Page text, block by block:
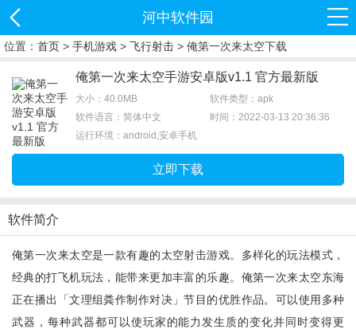
河中软件园
位置： 首页 > 手机游戏 > 飞行射击 > 俺第一次来太空下载
俺第一次来太空手游安卓版v1.1 官方最新版
大小：40.0MB
软件类型：apk
软件语言：简体中文
时间：2022-03-13 20:36:36
运行环境：android,安卓手机
立即下载
软件简介
俺第一次来太空是一款有趣的太空射击游戏。多样化的玩法模式，
经典的打飞机玩法，能带来更加丰富的乐趣。俺第一次来太空东海
正在播出「文理组粪作制作对决」节目的优胜作品。可以使用多种
武器，每种武器都可以使玩家的能力发生质的变化并同时变得更